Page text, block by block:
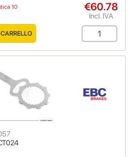
10
€60.78
Incl. IVA